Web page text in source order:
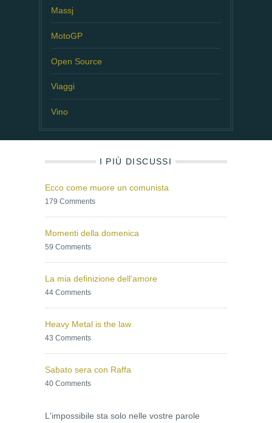
Massj
MotoGP
Open Source
Viaggi
Vino
I PIÙ DISCUSSI
Ecco come muore un comunista
179 Comments
Momenti della domenica
59 Comments
La mia definizione dell'amore
44 Comments
Heavy Metal is the law
43 Comments
Sabato sera con Raffa
40 Comments
L'impossibile sta solo nelle vostre parole